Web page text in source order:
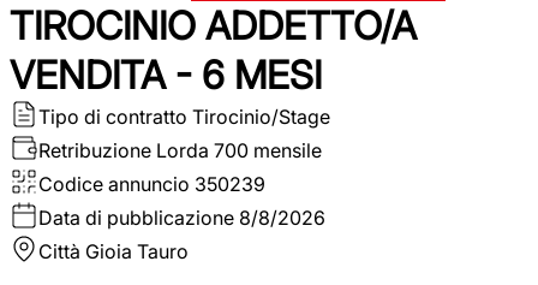
TIROCINIO ADDETTO/A
VENDITA - 6 MESI
Tipo di contratto Tirocinio/Stage
Retribuzione Lorda 700 mensile
Codice annuncio 350239
Data di pubblicazione 8/8/2026
Città Gioia Tauro